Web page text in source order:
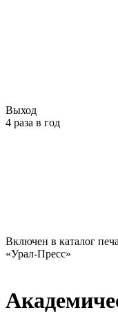
Выход
4 раза в год
Включен в каталог
«Урал-Пресс»